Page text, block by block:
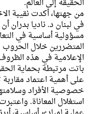
من جهتها، أكدت نقيبة
في لبنان د. ناديا بدران
مسؤولية أساسية في
المتضررين خلال الحروب
الإعلامية في هذه
باتت مرتبطة بحماية
على أهمية اعتماد
خصوصية الأفراد
استغلال المعاناة.